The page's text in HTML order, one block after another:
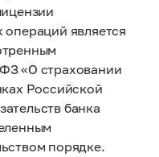
операций является
ФЗ«О страховании
Российской
банка
порядке.